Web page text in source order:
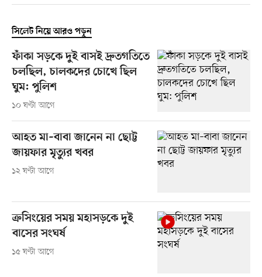
সিলেট নিয়ে আরও পড়ুন
ফাঁকা সড়কে দুই বাসই দ্রুতগতিতে
চলছিল, চালকদের চোখে ছিল
ঘুম: পুলিশ
১০ ঘণ্টা আগে
আহত মা–বাবা জানেন না ছোট্ট
জায়ফার মৃত্যুর খবর
১২ ঘণ্টা আগে
ক্রসিংয়ের সময় মহাসড়কে দুই
বাসের সংঘর্ষ
১৫ ঘণ্টা আগে